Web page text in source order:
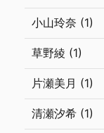
小山玲奈 (1)
草野綾 (1)
片瀬美月 (1)
清瀬汐希 (1)